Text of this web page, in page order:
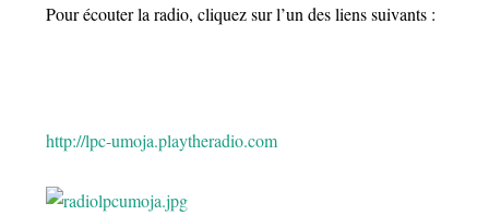
Pour écouter la radio, cliquez sur l’un des liens suivants :
http://lpc-umoja.playtheradio.com